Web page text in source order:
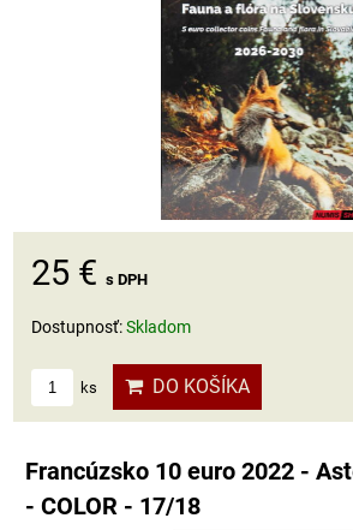
25 € s DPH
Dostupnosť:Skladom
ks DO KOŠÍKA
Francúzsko 10 euro 2022 -
- COLOR - 17/18